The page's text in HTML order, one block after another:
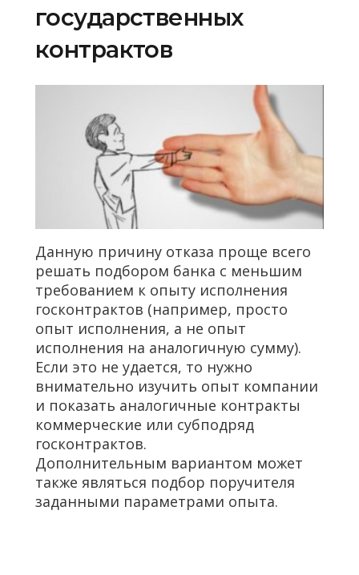
государственных
контрактов
Данную причину отказа проще всего
решать подбором банка с меньшим
требованием к опыту исполнения
госконтрактов (например, просто
опыт исполнения, а не опыт
исполнения на аналогичную сумму).
Если это не удается, то нужно
внимательно изучить опыт компании
и показать аналогичные контракты
коммерческие или субподряд
госконтрактов.
Дополнительным вариантом может
также являться подбор поручителя
заданными параметрами опыта.